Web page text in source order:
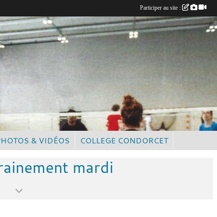
& VIDÉOS COLLEGE CONDORCET
mardi
Participer au site :